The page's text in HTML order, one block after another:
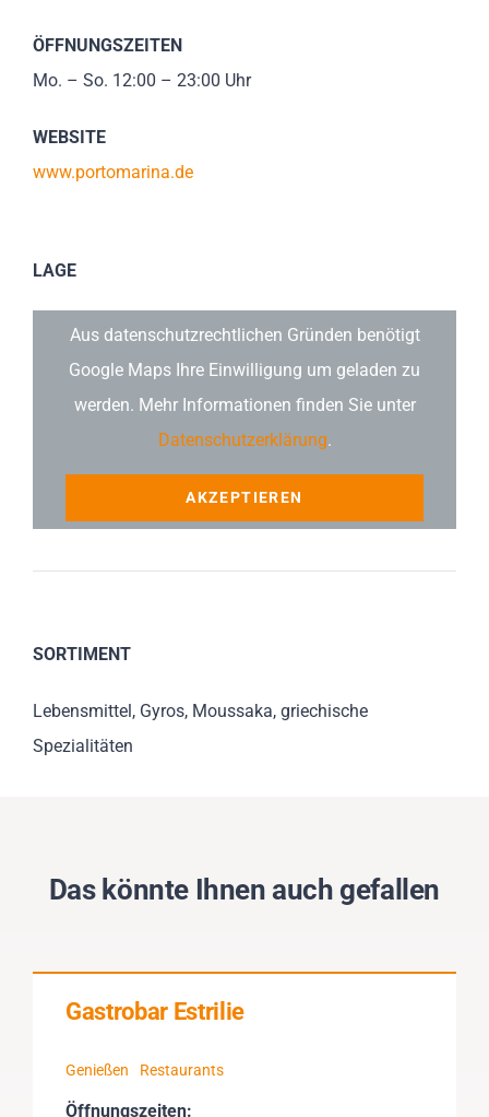
ÖFFNUNGSZEITEN
Mo. – So. 12:00 – 23:00 Uhr
WEBSITE
www.portomarina.de
LAGE
Aus datenschutzrechtlichen Gründen benötigt
Google Maps Ihre Einwilligung um geladen zu
werden. Mehr Informationen finden Sie unter
Datenschutzerklärung.
AKZEPTIEREN
SORTIMENT
Lebensmittel, Gyros, Moussaka, griechische
Spezialitäten
Das könnte Ihnen auch gefallen
Gastrobar Estrilie
Genießen Restaurants
Öffnungszeiten: